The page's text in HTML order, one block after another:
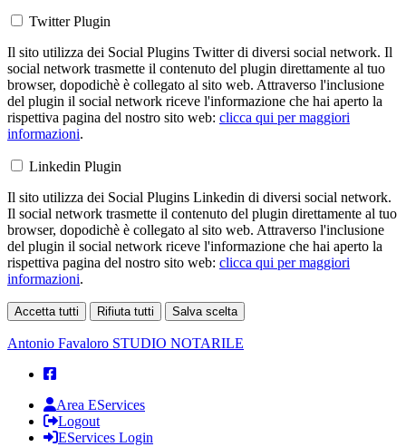
Twitter Plugin
Il sito utilizza dei Social Plugins Twitter di diversi social network. Il
social network trasmette il contenuto del plugin direttamente al tuo
browser, dopodichè è collegato al sito web. Attraverso l'inclusione
del plugin il social network riceve l'informazione che hai aperto la
rispettiva pagina del nostro sito web: clicca qui per maggiori
informazioni.
Linkedin Plugin
Il sito utilizza dei Social Plugins Linkedin di diversi social network.
Il social network trasmette il contenuto del plugin direttamente al tuo
browser, dopodichè è collegato al sito web. Attraverso l'inclusione
del plugin il social network riceve l'informazione che hai aperto la
rispettiva pagina del nostro sito web: clicca qui per maggiori
informazioni.
Accetta tutti Rifiuta tutti Salva scelta
Antonio Favaloro STUDIO NOTARILE
Area EServices
Logout
EServices Login